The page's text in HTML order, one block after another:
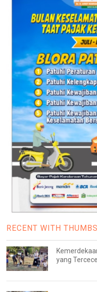
RECENT WITH THUMBS
yang